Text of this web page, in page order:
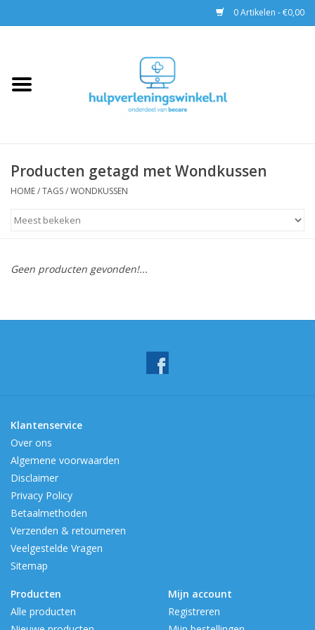
0 Artikelen - €0,00
EHBO
Pax tassen
Trainingen
Producten getagd met Wondkussen
HOME/TAGS/WONDKUSSEN
Geen producten gevonden!...
Klantenservice
Over ons
Algemene voorwaarden
Disclaimer
Privacy Policy
Betaalmethoden
Verzenden & retourneren
Veelgestelde Vragen
Sitemap
Producten
Alle producten
Mijn account
Registreren